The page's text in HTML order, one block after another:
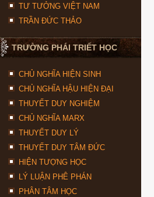
TƯ TƯỞNG VIỆT NAM
TRẦN ĐỨC THẢO
TRƯỜNG PHÁI TRIẾT HỌC
CHỦ NGHĨA HIỆN SINH
CHỦ NGHĨA HẬU HIỆN ĐẠI
THUYẾT DUY NGHIỆM
CHỦ NGHĨA MARX
THUYẾT DUY LÝ
THUYẾT DUY TÂM ĐỨC
HIỆN TƯỢNG HỌC
LÝ LUẬN PHÊ PHÁN
PHÂN TÂM HỌC